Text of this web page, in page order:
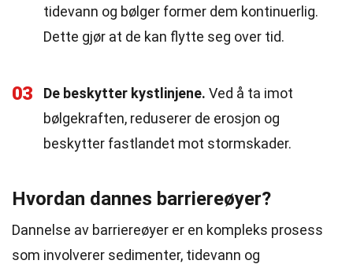
tidevann og bølger former dem kontinuerlig.
Dette gjør at de kan flytte seg over tid.
03 De beskytter kystlinjene. Ved å ta imot
bølgekraften, reduserer de erosjon og
beskytter fastlandet mot stormskader.
Hvordan dannes barriereøyer?
Dannelse av barriereøyer er en kompleks prosess
som involverer sedimenter, tidevann og